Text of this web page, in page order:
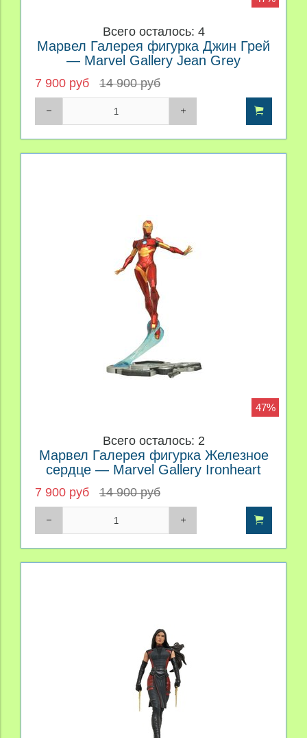
Всего осталось: 4
Марвел Галерея фигурка Джин Грей
— Marvel Gallery Jean Grey
7 900 руб 14 900 руб
47%
Всего осталось: 2
Марвел Галерея фигурка Железное
сердце — Marvel Gallery Ironheart
7 900 руб 14 900 руб